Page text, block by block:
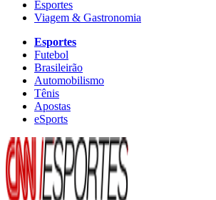
Esportes
Viagem & Gastronomia
Esportes
Futebol
Brasileirão
Automobilismo
Tênis
Apostas
eSports